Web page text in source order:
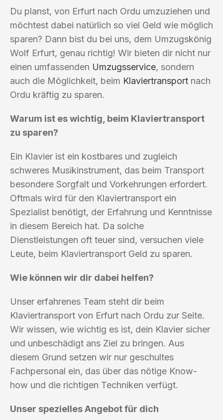
Du planst, von Erfurt nach Ordu umzuziehen und
möchtest dabei natürlich so viel Geld wie möglich
sparen? Dann bist du bei uns, dem Umzugskönig
Wolf Erfurt, genau richtig! Wir bieten dir nicht nur
einen umfassenden Umzugsservice, sondern
auch die Möglichkeit, beim Klaviertransport nach
Ordu kräftig zu sparen.
Warum ist es wichtig, beim Klaviertransport
zu sparen?
Ein Klavier ist ein kostbares und zugleich
schweres Musikinstrument, das beim Transport
besondere Sorgfalt und Vorkehrungen erfordert.
Oftmals wird für den Klaviertransport ein
Spezialist benötigt, der Erfahrung und Kenntnisse
in diesem Bereich hat. Da solche
Dienstleistungen oft teuer sind, versuchen viele
Leute, beim Klaviertransport Geld zu sparen.
Wie können wir dir dabei helfen?
Unser erfahrenes Team steht dir beim
Klaviertransport von Erfurt nach Ordu zur Seite.
Wir wissen, wie wichtig es ist, dein Klavier sicher
und unbeschädigt ans Ziel zu bringen. Aus
diesem Grund setzen wir nur geschultes
Fachpersonal ein, das über das nötige Know-
how und die richtigen Techniken verfügt.
Unser spezielles Angebot für dich